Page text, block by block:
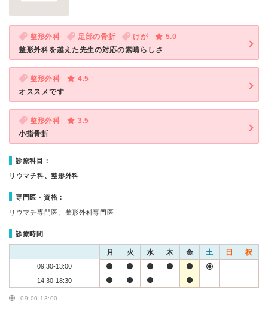
整形外科 足部の骨折 けが
5.0
整形外科を越えた先生の対応の素晴らしさ
整形外科
4.5
オススメです
整形外科
3.5
小指骨折
診療科目：
リウマチ科、整形外科
専門医・資格：
リウマチ専門医、整形外科専門医
診療時間
月 火 水 木 金 土 日 祝
09:30-13:00
14:30-18:30
09:00-13:00